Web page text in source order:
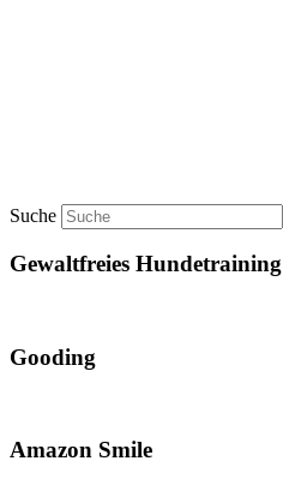
Suche
Gewaltfreies Hundetraining
Gooding
Amazon Smile